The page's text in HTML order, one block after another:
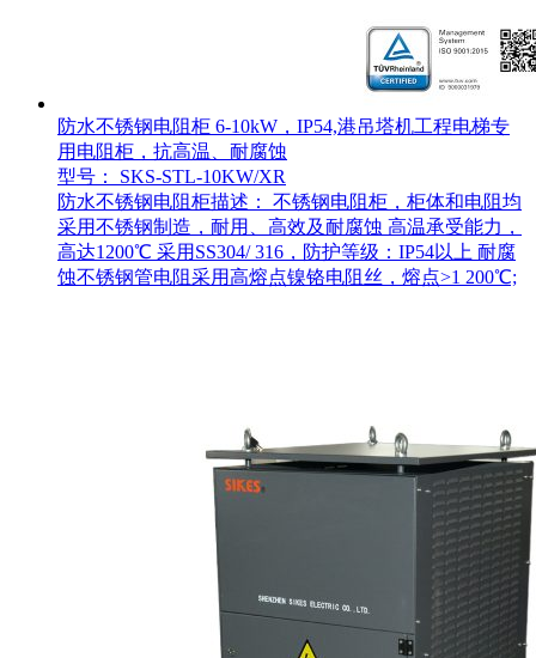
防水不锈钢电阻柜 6-10kW，IP54,港吊塔机工程电梯专
用电阻柜，抗高温、耐腐蚀
型号： SKS-STL-10KW/XR
防水不锈钢电阻柜描述： 不锈钢电阻柜，柜体和电阻均
采用不锈钢制造，耐用、高效及耐腐蚀 高温承受能力，
高达1200℃ 采用SS304/ 316，防护等级：IP54以上 耐腐
蚀不锈钢管电阻采用高熔点镍铬电阻丝，熔点>1 200℃;